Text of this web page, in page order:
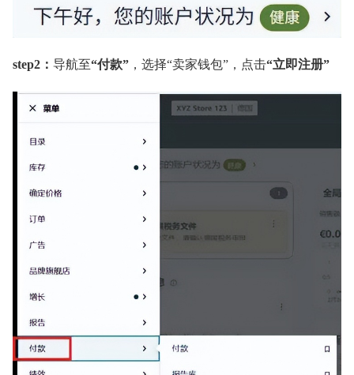
step2： 导航至“付款” ，选择“卖家钱包”，点击“立即注册”